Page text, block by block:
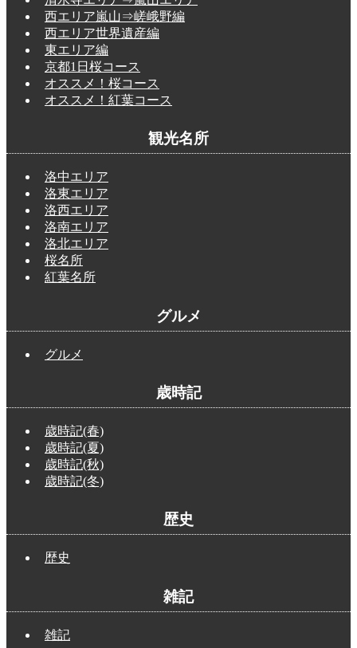
西エリア嵐山⇒嵯峨野編
西エリア世界遺産編
東エリア編
京都1日桜コース
オススメ！桜コース
オススメ！紅葉コース
観光名所
洛中エリア
洛東エリア
洛西エリア
洛南エリア
洛北エリア
桜名所
紅葉名所
グルメ
グルメ
歳時記
歳時記(春)
歳時記(夏)
歳時記(秋)
歳時記(冬)
歴史
歴史
雑記
雑記